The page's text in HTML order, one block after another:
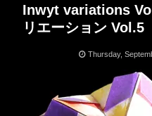
Inwyt variations
リエーション Vol.5
Thursday,